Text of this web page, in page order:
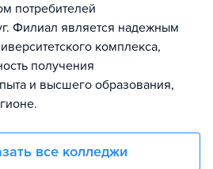
потребителей
Филиал является надежным
комплекса,
получения
и высшего образования,
все колледжи